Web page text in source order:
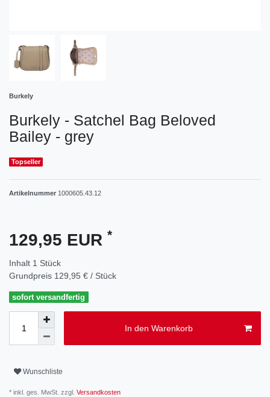
Burkely
Burkely - Satchel Bag Beloved
Bailey - grey
Topseller
Artikelnummer 1000605.43.12
129,95 EUR *
Inhalt 1 Stück
Grundpreis 129,95 € / Stück
sofort versandfertig
In den Warenkorb
Wunschliste
* inkl. ges. MwSt. zzgl. Versandkosten